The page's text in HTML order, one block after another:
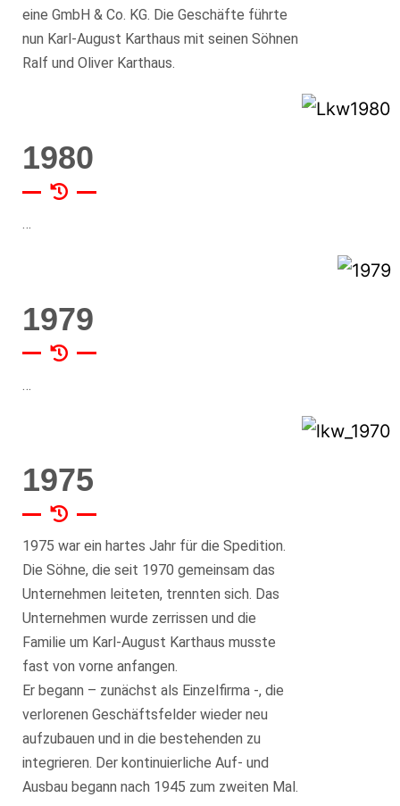
eine GmbH & Co. KG. Die Geschäfte führte
nun Karl-August Karthaus mit seinen Söhnen
Ralf und Oliver Karthaus.
1980
…
1979
…
1975
1975 war ein hartes Jahr für die Spedition.
Die Söhne, die seit 1970 gemeinsam das
Unternehmen leiteten, trennten sich. Das
Unternehmen wurde zerrissen und die
Familie um Karl-August Karthaus musste
fast von vorne anfangen.
Er begann – zunächst als Einzelfirma -, die
verlorenen Geschäftsfelder wieder neu
aufzubauen und in die bestehenden zu
integrieren. Der kontinuierliche Auf- und
Ausbau begann nach 1945 zum zweiten Mal.